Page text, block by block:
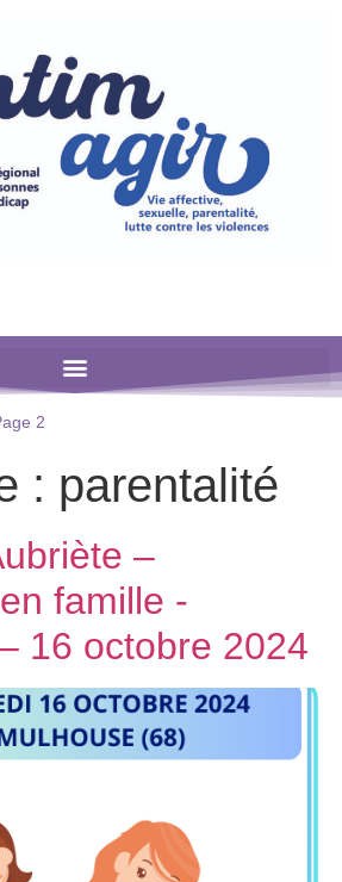
2
: parentalité
–
famille -
16 octobre 2024